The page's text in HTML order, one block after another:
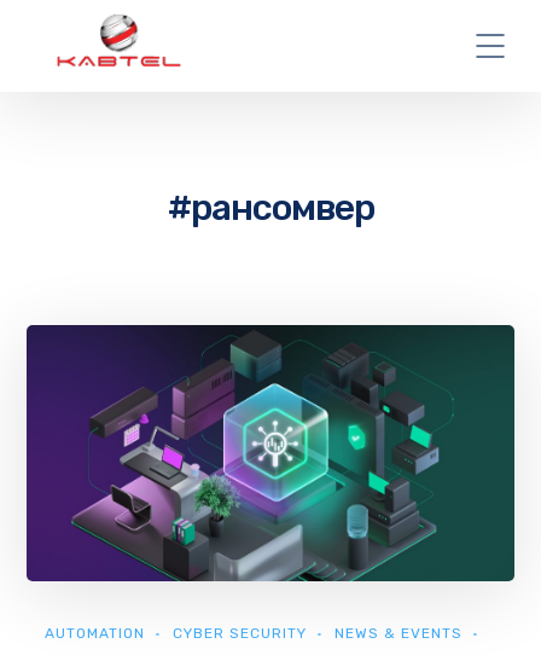
#рансомвер
AUTOMATION CYBER SECURITY
NEWS & EVENTS